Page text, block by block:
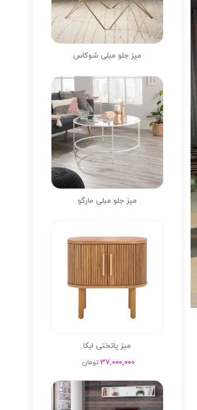
میز جلو مبلی شوکاس
میز جلو مبلی مارگو
میز پاتختی ایکا
37,000,000 تومان